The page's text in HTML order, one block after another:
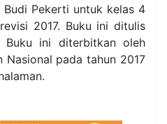
Budi Pekerti untuk kelas 4
2017. Buku ini ditulis
Buku ini diterbitkan oleh
Nasional pada tahun 2017